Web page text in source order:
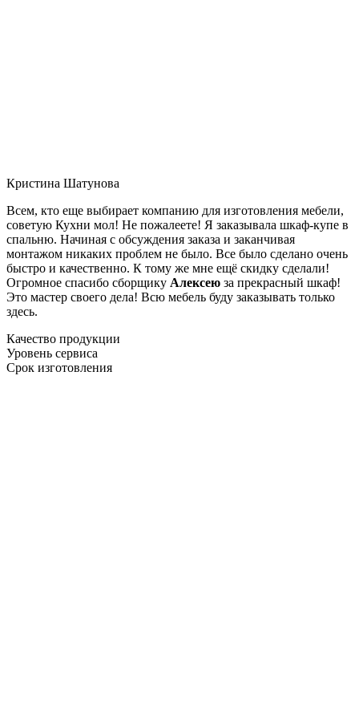
Кристина Шатунова
Всем, кто еще выбирает компанию для изготовления мебели,
советую Кухни мол! Не пожалеете! Я заказывала шкаф-купе в
спальню. Начиная с обсуждения заказа и заканчивая
монтажом никаких проблем не было. Все было сделано очень
быстро и качественно. К тому же мне ещё скидку сделали!
Огромное спасибо сборщику Алексею за прекрасный шкаф!
Это мастер своего дела! Всю мебель буду заказывать только
здесь.
Качество продукции
Уровень сервиса
Срок изготовления